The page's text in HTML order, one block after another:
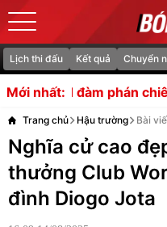
Lịch thi đấu Kết quả Chuyển
Mới nhất:
chiêu mộ Cristian
Trang chủ Hậu trường Bài
Nghĩa cử cao
thưởng Club
đình Diogo Jota